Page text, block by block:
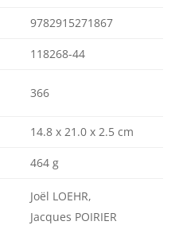
9782915271867
118268-44
366
14.8 x 21.0 x 2.5 cm
464 g
Joël LOEHR,
Jacques POIRIER